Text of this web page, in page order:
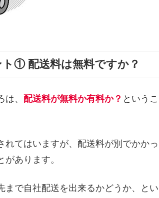
① 配送料は無料ですか？
、 配送料が無料か有料か？ というこ
てはいますが、配送料が別でかかっ
あります。
で自社配送を出来るかどうか、とい